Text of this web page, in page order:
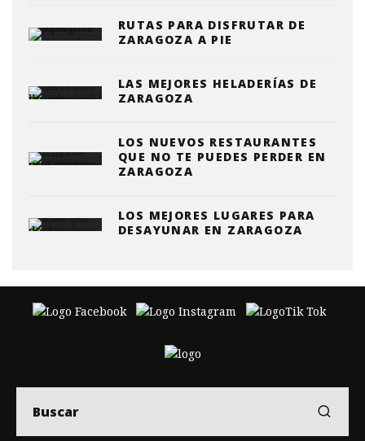
RUTAS PARA DISFRUTAR DE
ZARAGOZA A PIE
LAS MEJORES HELADERÍAS DE
ZARAGOZA
LOS NUEVOS RESTAURANTES
QUE NO TE PUEDES PERDER EN
ZARAGOZA
LOS MEJORES LUGARES PARA
DESAYUNAR EN ZARAGOZA